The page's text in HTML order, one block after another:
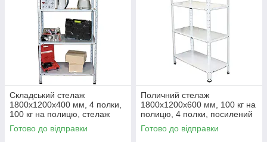
Складський стелаж
1800х1200х400 мм, 4 полки,
100 кг на полицю, стелаж
металевий поличковий
Готово до відправки
Поличний стелаж
1800х1200х600 мм, 100 кг на
полицю, 4 полки, посилений
металевий стелаж з полками
Готово до відправки